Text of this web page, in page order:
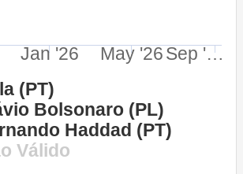
(PT)
Bolsonaro (PL)
Haddad (PT)
Válido
Jan '26 May '26Sep '…